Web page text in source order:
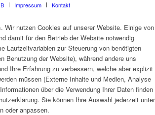
Impressum Kontakt
Wir nutzen Cookies auf unserer Website. Einige von
damit für den Betrieb der Website notwendig
Laufzeitvariablen zur Steuerung von benötigten
Benutzung der Website), während andere uns
Ihre Erfahrung zu verbessern, welche aber explizit
müssen (Externe Inhalte und Medien, Analyse
über die Verwendung Ihrer Daten finden
Sie können Ihre Auswahl jederzeit unter
oder anpassen.